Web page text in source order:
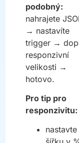
podobný:
nahrajete
→ nastavíte
trigger →
responzivní
velikosti →
hotovo.
Pro tip pro
responzivitu:
nastavte